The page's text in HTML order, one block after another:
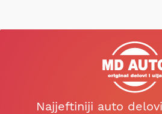
Najjeftiniji auto